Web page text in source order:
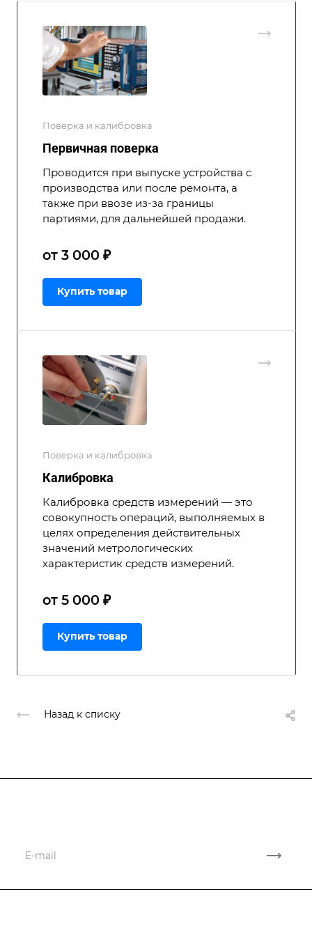
Поверка и калибровка
Первичная поверка
Проводится при выпуске устройства с
производства или после ремонта, а
также при ввозе из-за границы
партиями, для дальнейшей продажи.
от 3 000 ₽
Купить товар
Поверка и калибровка
Калибровка
Калибровка средств измерений — это
совокупность операций, выполняемых в
целях определения действительных
значений метрологических
характеристик средств измерений.
от 5 000 ₽
Купить товар
Назад к списку